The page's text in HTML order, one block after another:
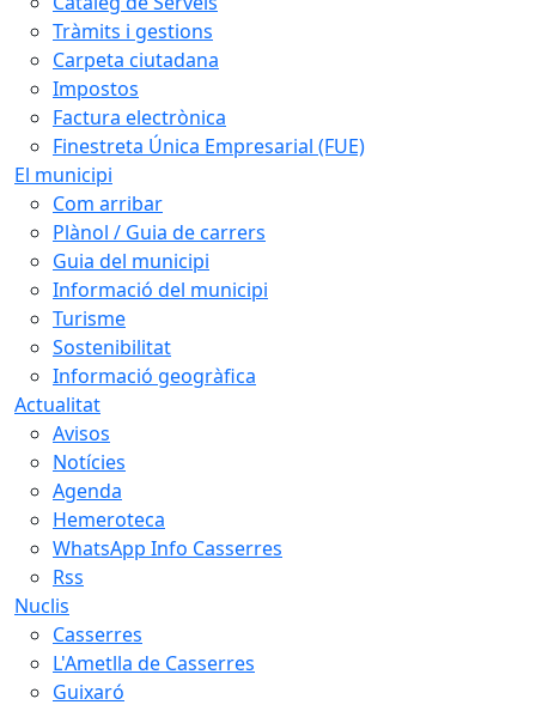
Tràmits i gestions
Carpeta ciutadana
Impostos
Factura electrònica
Finestreta Única Empresarial (FUE)
El municipi
Com arribar
Plànol / Guia de carrers
Guia del municipi
Informació del municipi
Turisme
Sostenibilitat
Informació geogràfica
Actualitat
Avisos
Notícies
Agenda
Hemeroteca
WhatsApp Info Casserres
Rss
Nuclis
Casserres
L'Ametlla de Casserres
Guixaró